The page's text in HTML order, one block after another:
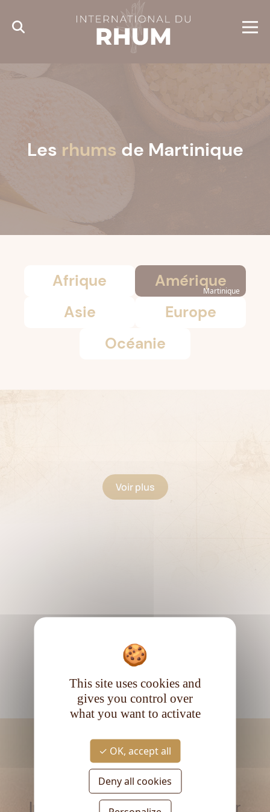
Les rhums de Martinique
Afrique Amérique
Martinique
Asie
Europe
Océanie
Voir plus
RESTEZ INFORMÉ
Inscrivez-vous à la newsletter
Cookies management panel
This site uses cookies and
gives you control over
what you want to activate
OK, accept all
Deny all cookies